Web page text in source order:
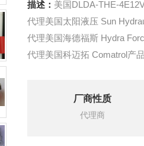
描述： 美国DLDA-THE-
代理美国太阳液压 Sun
代理美国海德福斯 Hydra
代理美国科迈拓 Comatrol产
液压油缸，经销力士乐、派
厂商性质
代理商